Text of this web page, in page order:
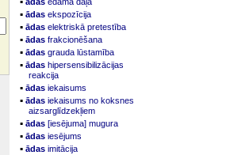
▪ ādas ekspozīcija
▪ ādas elektriskā pretestība
▪ ādas frakcionēšana
▪ ādas grauda lūstamība
▪ ādas hipersensibilizācijas
reakcija
▪ ādas iekaisums
▪ ādas iekaisums no koksnes
aizsarglīdzekļiem
▪ ādas [iesējuma] mugura
▪ ādas iesējums
▪ ādas imitācija